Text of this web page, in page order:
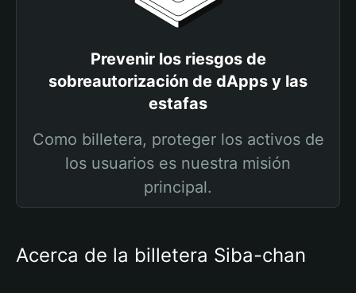
Prevenir los riesgos de
sobreautorización de dApps y las
estafas
Como billetera, proteger los activos de
los usuarios es nuestra misión
principal.
Acerca de la billetera Siba-chan